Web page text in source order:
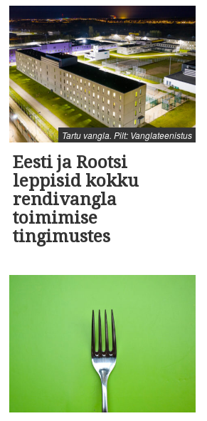
Tartu vangla. Pilt: Vanglateenistus
Eesti ja Rootsi
leppisid kokku
rendivangla
toimimise
tingimustes